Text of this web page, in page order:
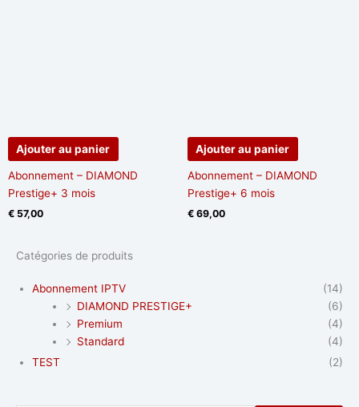
Catégories de produits
Abonnement IPTV
(14)
DIAMOND PRESTIGE+
(6)
Premium
(4)
Standard
(4)
TEST
(2)
Ajouter au panier
Abonnement – DIAMOND
Prestige+ 3 mois
€ 57,00
Ajouter au panier
Abonnement – DIAMOND
Prestige+ 6 mois
€ 69,00